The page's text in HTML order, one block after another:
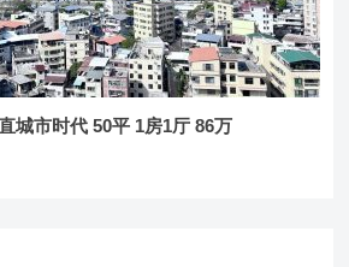
城市时代 50平 1房1厅 86万